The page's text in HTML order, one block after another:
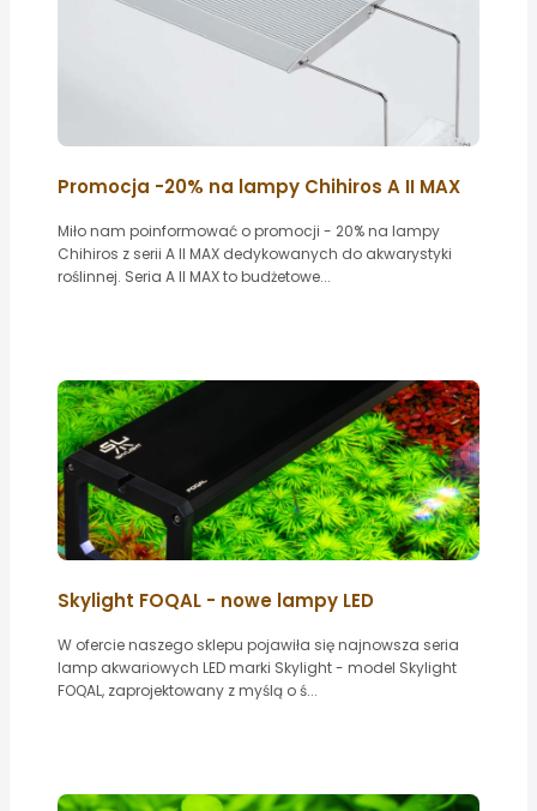
Promocja -20% na lampy Chihiros A II MAX
Miło nam poinformować o promocji - 20% na lampy
Chihiros z serii A II MAX dedykowanych do akwarystyki
roślinnej. Seria A II MAX to budżetowe...
Skylight FOQAL - nowe lampy LED
W ofercie naszego sklepu pojawiła się najnowsza seria
lamp akwariowych LED marki Skylight - model Skylight
FOQAL, zaprojektowany z myślą o ś...